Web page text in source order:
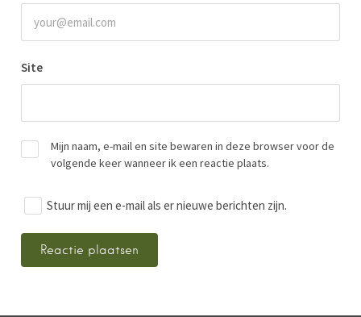
Site
Mijn naam, e-mail en site bewaren in deze browser voor de
volgende keer wanneer ik een reactie plaats.
Stuur mij een e-mail als er nieuwe berichten zijn.